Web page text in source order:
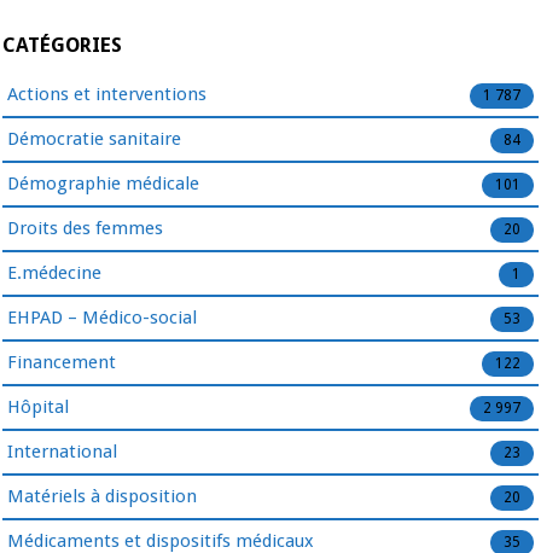
CATÉGORIES
Actions et interventions 1 787
Démocratie sanitaire 84
Démographie médicale 101
Droits des femmes 20
E.médecine 1
EHPAD – Médico-social 53
Financement 122
Hôpital 2 997
International 23
Matériels à disposition 20
Médicaments et dispositifs médicaux 35